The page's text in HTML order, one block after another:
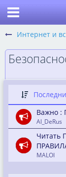
Интернет и
Важно :
Al_DeRus
MALOI